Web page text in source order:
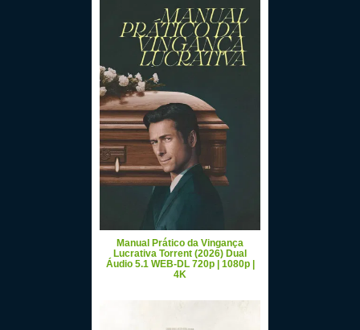
Manual Prático da Vingança
Lucrativa Torrent (2026) Dual
Áudio 5.1 WEB-DL 720p | 1080p |
4K